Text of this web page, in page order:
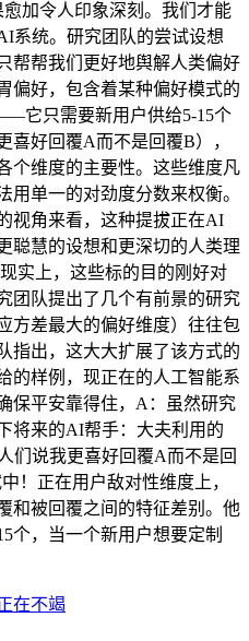
加令人印象深刻。我们才能
系统。研究团队的尝试设想
帮帮我们更好地舆解人类偏好
偏好，包含着某种偏好模式的
它只需要新用户供给5-15个
喜好回覆A而不是回覆B），
个维度的主要性。这些维度凡
用单一的对劲度分数来权衡。
视角来看，这种提拔正在AI
聪慧的设想和更深切的人类理
实上，这些标的目的刚好对
团队提出了几个有前景的研究
方差最大的偏好维度）往往包
指出，这大大扩展了该方式的
的样例，现正在的人工智能系
保平安靠得住，A：虽然研究
将来的AI帮手：大夫利用的
们说我更喜好回覆A而不是回
！正在用户敌对性维度上，
和被回覆之间的特征差别。他
个，当一个新用户想要定制
在不竭